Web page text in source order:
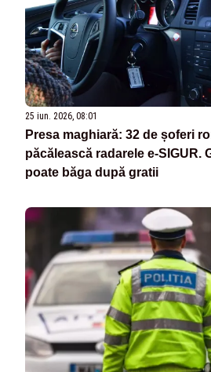
25 iun. 2026, 08:01
Presa maghiară: 32 de șoferi
păcălească radarele e-SIGUR.
poate băga după gratii